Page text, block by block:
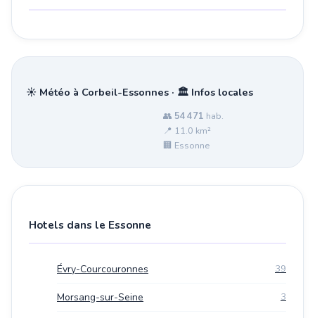
☀️ Météo à Corbeil-Essonnes · 🏛️ Infos locales
👥 54 471 hab.
📍 11.0 km²
🏢 Essonne
Hotels dans le Essonne
Évry-Courcouronnes 39
Morsang-sur-Seine 3